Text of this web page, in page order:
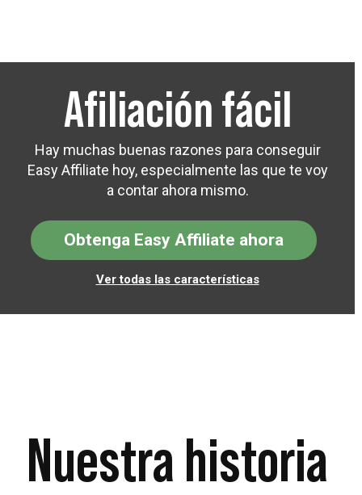
Afiliación fácil
Hay muchas buenas razones para conseguir
Easy Affiliate hoy, especialmente las que te voy
a contar ahora mismo.
Obtenga Easy Affiliate ahora
Ver todas las características
Nuestra historia